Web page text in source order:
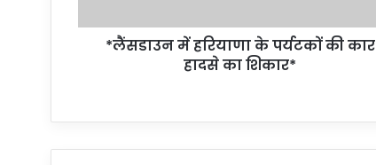
*लैंसडाउन में हरियाणा के पर्यटकों की कार
हादसे का शिकार*